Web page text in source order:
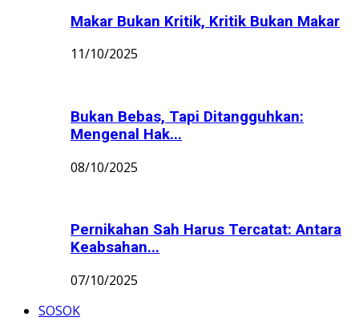
Makar Bukan Kritik, Kritik Bukan Makar
11/10/2025
Bukan Bebas, Tapi Ditangguhkan:
Mengenal Hak...
08/10/2025
Pernikahan Sah Harus Tercatat: Antara
Keabsahan...
07/10/2025
SOSOK